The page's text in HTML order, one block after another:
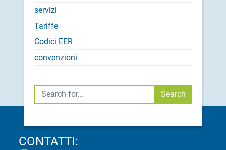
servizi
Tariffe
Codici EER
convenzioni
Cerca Search
CONTATTI: